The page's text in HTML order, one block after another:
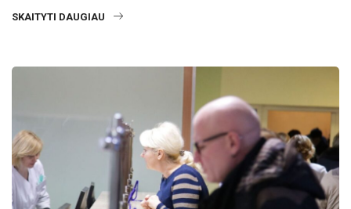
SKAITYTI DAUGIAU